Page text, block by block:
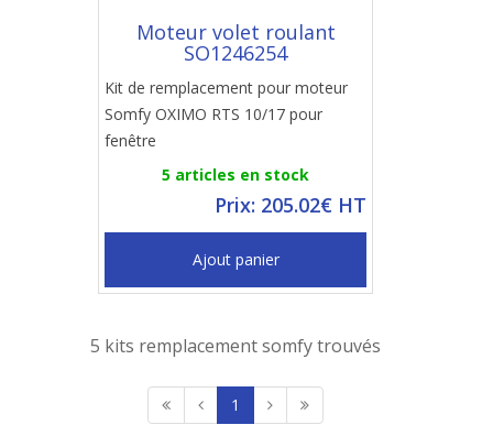
Moteur volet roulant
SO1246254
Kit de remplacement pour moteur
Somfy OXIMO RTS 10/17 pour
fenêtre
5 articles en stock
Prix: 205.02€ HT
Ajout panier
5 kits remplacement somfy trouvés
1